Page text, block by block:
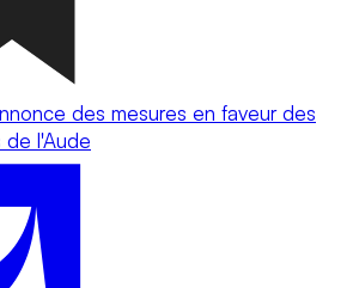
des mesures en faveur des
de l'Aude